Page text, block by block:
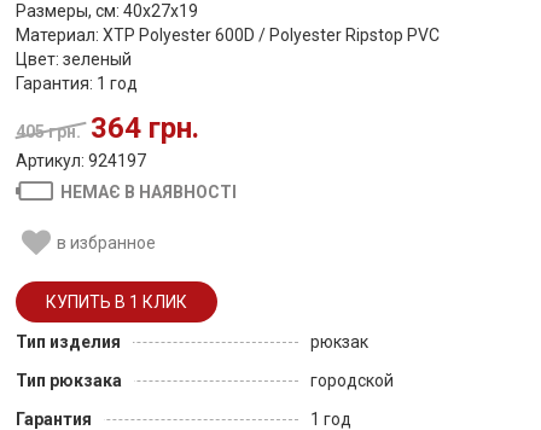
Размеры, см: 40х27х19
Материал: XTP Polyester 600D / Polyester Ripstop PVC
Цвет: зеленый
Гарантия: 1 год
405 грн. 364 грн.
Артикул: 924197
НЕМАЄ В НАЯВНОСТІ
в избранное
Тип изделия
рюкзак
Тип рюкзака
городской
Гарантия
1 год